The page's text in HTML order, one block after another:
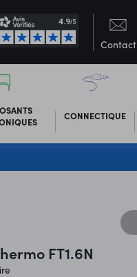
Contact
CONNECTIQUE
FT1.6N